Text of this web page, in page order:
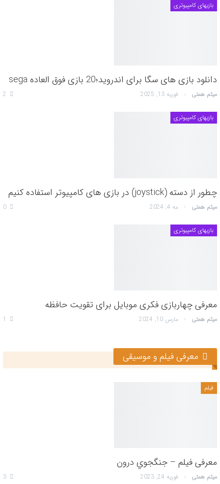
بازیهای کامپیوتری
دانلود بازی های سگا برای اندروید؛20 بازی فوق العاده sega
میثم همتی فوریه 13, 2025
بازیهای کامپیوتری
چطور از دسته (joystick) در بازی های کامپیوتر استفاده کنیم
میثم همتی مه 4, 2024
بازیهای کامپیوتری
معرفی چهاربازی فکری موبایل برای تقویت حافظه
میثم همتی مارس 10, 2024
معرفی فیلم و موسیقی
فیلم
معرفی فیلم – جنگجوي درون
میثم همتی فوریه 24, 2023